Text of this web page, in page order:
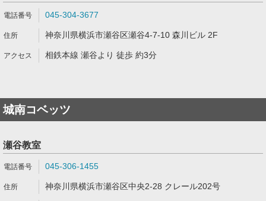
045-304-3677
神奈川県横浜市瀬谷区瀬谷4-7-10 森川ビル 2F
相鉄本線 瀬谷より 徒歩 約3分
城南コベッツ
瀬谷教室
045-306-1455
神奈川県横浜市瀬谷区中央2-28 クレール202号